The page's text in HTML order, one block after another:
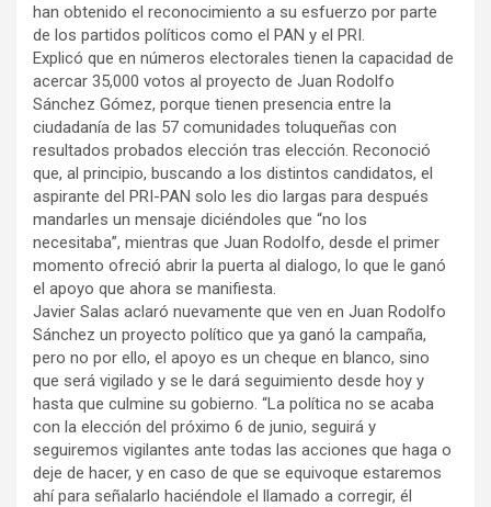
han obtenido el reconocimiento a su esfuerzo por parte
de los partidos políticos como el PAN y el PRI.
Explicó que en números electorales tienen la capacidad de
acercar 35,000 votos al proyecto de Juan Rodolfo
Sánchez Gómez, porque tienen presencia entre la
ciudadanía de las 57 comunidades toluqueñas con
resultados probados elección tras elección. Reconoció
que, al principio, buscando a los distintos candidatos, el
aspirante del PRI-PAN solo les dio largas para después
mandarles un mensaje diciéndoles que “no los
necesitaba”, mientras que Juan Rodolfo, desde el primer
momento ofreció abrir la puerta al dialogo, lo que le ganó
el apoyo que ahora se manifiesta.
Javier Salas aclaró nuevamente que ven en Juan Rodolfo
Sánchez un proyecto político que ya ganó la campaña,
pero no por ello, el apoyo es un cheque en blanco, sino
que será vigilado y se le dará seguimiento desde hoy y
hasta que culmine su gobierno. “La política no se acaba
con la elección del próximo 6 de junio, seguirá y
seguiremos vigilantes ante todas las acciones que haga o
deje de hacer, y en caso de que se equivoque estaremos
ahí para señalarlo haciéndole el llamado a corregir, él